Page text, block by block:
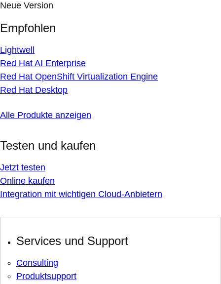
Neue Version
Empfohlen
Lightwell
Red Hat AI Enterprise
Red Hat OpenShift Virtualization Engine
Red Hat Desktop
Alle Produkte anzeigen
Testen und kaufen
Jetzt testen
Online kaufen
Integration mit wichtigen Cloud-Anbietern
Services und Support
Consulting
Produktsupport